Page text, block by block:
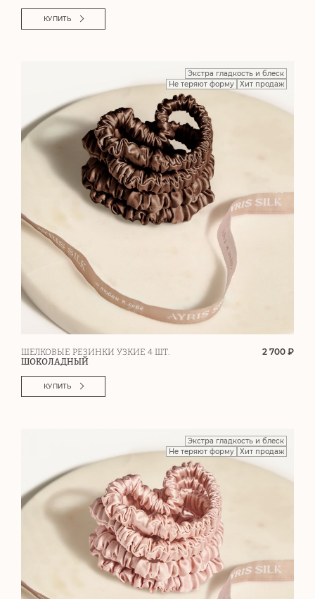
КУПИТЬ
Экстра гладкость и блеск
Не теряют форму
Хит продаж
ШЕЛКОВЫЕ РЕЗИНКИ УЗКИЕ 4 ШТ.
ШОКОЛАДНЫЙ
2 700 ₽
КУПИТЬ
Экстра гладкость и блеск
Не теряют форму
Хит продаж